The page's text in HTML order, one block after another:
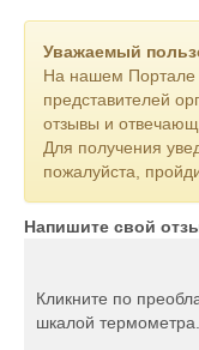
Уважаемый
На нашем Портале
представителей
отзывы и
Для получения
пожалуйста,
Напишите свой
Кликните по
шкалой термометра.